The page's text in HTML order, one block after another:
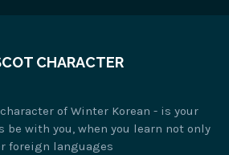
CHARACTER
of Winter Korean - is your
be with you, when you learn not only
foreign languages